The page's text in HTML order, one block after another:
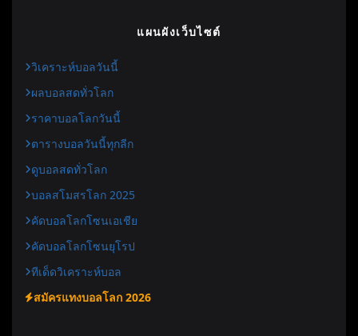
แผนผังเว็บไซต์
วิเคราะห์บอลวันนี้
ผลบอลสดทั่วโลก
ราคาบอลโลกวันนี้
ตารางบอลวันนี้ทุกลีก
ดูบอลสดทั่วโลก
บอลสโมสรโลก 2025
คัดบอลโลกโซนเอเชีย
คัดบอลโลกโซนยุโรป
ทีเด็ดวิเคราะห์บอล
สมัครแทงบอลโลก 2026